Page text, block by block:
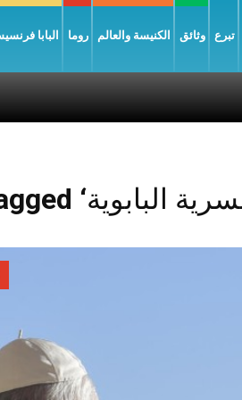
البابا روما الكنيسة والعالم وثائق تبرع